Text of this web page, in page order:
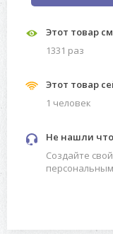
Этот товар
1331 раз
Этот товар
1 человек
Не нашли
Создайте